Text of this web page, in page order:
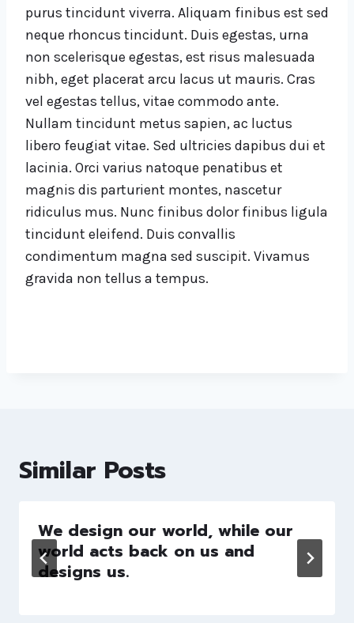
purus tincidunt viverra. Aliquam finibus est sed
neque rhoncus tincidunt. Duis egestas, urna
non scelerisque egestas, est risus malesuada
nibh, eget placerat arcu lacus ut mauris. Cras
vel egestas tellus, vitae commodo ante.
Nullam tincidunt metus sapien, ac luctus
libero feugiat vitae. Sed ultricies dapibus dui et
lacinia. Orci varius natoque penatibus et
magnis dis parturient montes, nascetur
ridiculus mus. Nunc finibus dolor finibus ligula
tincidunt eleifend. Duis convallis
condimentum magna sed suscipit. Vivamus
gravida non tellus a tempus.
Similar Posts
We design our world, while our
world acts back on us and
designs us.